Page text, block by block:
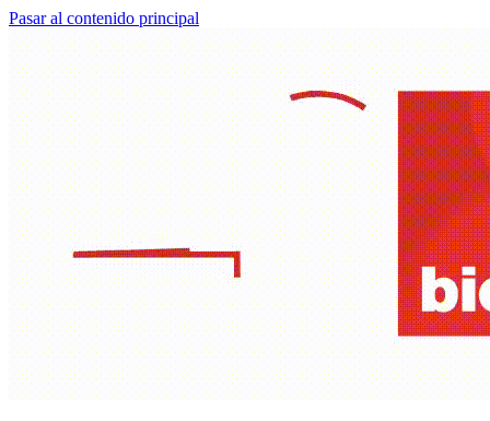
Pasar al contenido principal